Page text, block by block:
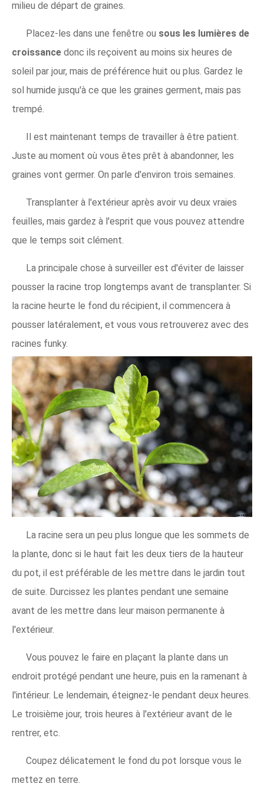
milieu de départ de graines.
Placez-les dans une fenêtre ou sous les lumières de
croissance donc ils reçoivent au moins six heures de
soleil par jour, mais de préférence huit ou plus. Gardez le
sol humide jusqu'à ce que les graines germent, mais pas
trempé.
Il est maintenant temps de travailler à être patient.
Juste au moment où vous êtes prêt à abandonner, les
graines vont germer. On parle d'environ trois semaines.
Transplanter à l'extérieur après avoir vu deux vraies
feuilles, mais gardez à l'esprit que vous pouvez attendre
que le temps soit clément.
La principale chose à surveiller est d'éviter de laisser
pousser la racine trop longtemps avant de transplanter. Si
la racine heurte le fond du récipient, il commencera à
pousser latéralement, et vous vous retrouverez avec des
racines funky.
La racine sera un peu plus longue que les sommets de
la plante, donc si le haut fait les deux tiers de la hauteur
du pot, il est préférable de les mettre dans le jardin tout
de suite. Durcissez les plantes pendant une semaine
avant de les mettre dans leur maison permanente à
l'extérieur.
Vous pouvez le faire en plaçant la plante dans un
endroit protégé pendant une heure, puis en la ramenant à
l'intérieur. Le lendemain, éteignez-le pendant deux heures.
Le troisième jour, trois heures à l'extérieur avant de le
rentrer, etc.
Coupez délicatement le fond du pot lorsque vous le
mettez en terre.